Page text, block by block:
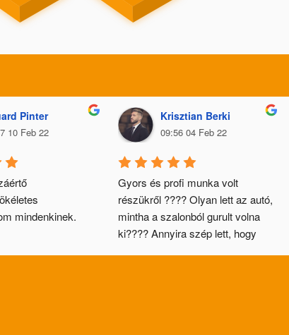
Pinter
10 Feb 22
mindenkinek.
Krisztian Berki
09:56 04 Feb 22
Gyors és profi munka volt
részükről ???? Olyan lett az autó,
mintha a szalonból gurult volna
ki???? Annyira szép lett, hogy